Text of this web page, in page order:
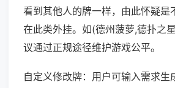
看到其他人的牌一样，由此怀疑是
在此类外挂。如(德州菠萝,德扑之
议通过正规途径维护游戏公平。
自定义修改牌：用户可输入需求生